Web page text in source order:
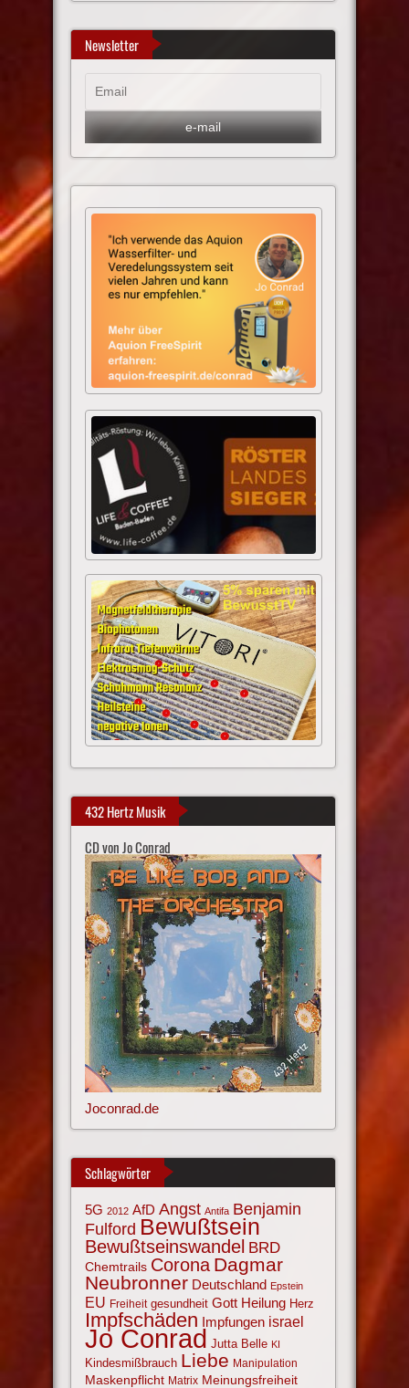
Newsletter
432 Hertz Musik
CD von Jo Conrad
Joconrad.de
Schlagwörter
5G 2012 AfD Angst Antifa Benjamin
Fulford Bewußtsein
Bewußtseinswandel BRD
Chemtrails Corona Dagmar
Neubronner Deutschland Epstein
EU Freiheit gesundheit Gott Heilung Herz
Impfschäden Impfungen israel
Jo Conrad Jutta Belle KI
Kindesmißbrauch Liebe Manipulation
Maskenpflicht Matrix Meinungsfreiheit